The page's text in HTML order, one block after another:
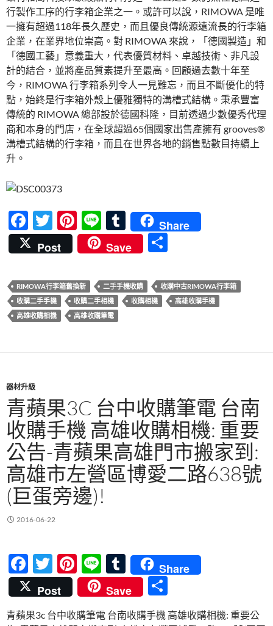
行製作工序的行李箱企業之一。或許可以說，RIMOWA 是唯
一擁有超過118年長久歷史，而且優良傳統源遠流長的行李箱
企業，在業界地位崇高。對 RIMOWA 來說，「德國製造」和
「德國工藝」意義重大，代表優質材料、卓越技術、非凡設
計的結合，並將產品質素提升至最高。回顧過去數十年至
今，RIMOWA 行李箱系列令人一見難忘，而且不斷優化的特
點，始終是行李箱外殼上優雅獨特的溝槽式結構。秉承豐富
傳統的 RIMOWA 總部設於德國科隆，目前透過少數優秀代理
商和本身的門店，在全球超過65個國家出售產擁有 grooves®
溝槽式結構的行李箱，而且在世界各地的銷售點數目持續上
升。
F
ac
e
b
o
o
T
w
itt
er
Pi
nt
er
es
t
Li
n
e
T
u
m
bl
r
Share
Post
Save
RIMOWA行李箱舊換新 二手手機收購
收購中古RIMOWA行李箱
收購二手手機
收購二手相機 收購相機
高雄收購手機
高雄收購相機
高雄收購筆電
器材升級
青蘋果3C 台中收購筆電 台南
收購手機 高雄收購相機: 重要
公告-青蘋果高雄門市搬家到:
高雄市左營區博愛二路638號
(巨蛋旁邊)!
2016-06-22
F
ac
e
T
w
itt
Pi
nt
er
Li
n
e
T
u
m
Share
Post
Save
享
青蘋果3c 台中收購筆電 台南收購手機 高雄收購相機: 重要公